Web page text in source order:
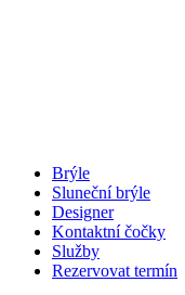
Brýle
Sluneční brýle
Designer
Kontaktní čočky
Služby
Rezervovat termín